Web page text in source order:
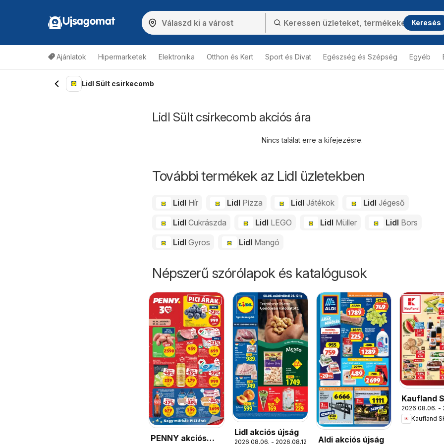
Ujsagomat Keresés
Ajánlatok Hipermarketek Elektronika Otthon és Kert Sport és Divat Egészség és Szépség Egyéb
Lidl Sült csirkecomb
Lidl Sült csirkecomb akciós ára
Nincs találat erre a kifejezésre.
További termékek az Lidl üzletekben
Lidl Hír Lidl Pizza LidlJátékok LidlJégeső
Lidl Cukrászda Lidl LEGO Lidl Müller Lidl Bors
Lidl Gyros Lidl Mangó
Népszerű szórólapok és katalógusok
PENNY akciós
Lidl akciós újság
2026.08.06. - 2026.08.12.
Aldi akciós újság
Kaufland
akciós
2026.08.06. -
Kaufland